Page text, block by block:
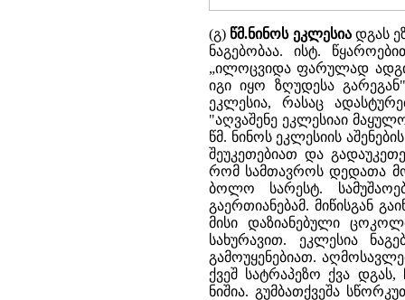
(გ) წმ.ნინოს ეკლესიადგას
ნაგებობაა. ისტ.
„ილოცვიდა ფარულად
იგი იყო ზღუდესა
ეკლესია, რასაც
"აღვაშენე ეკლესიაი
წმ. ნინოს ეკლესიის
შეუკეთებიათ და
რომ სამთავროს დედათა
ბოლო სარესტ.
გაერთიანებამ. მიწისგან
მისი დაზიანებული
სახურავით. ეკლესია
გამოუყენებიათ.
ქვეშ სატრაპეზო ქვა
ნიშია. გუმბათქვეშა